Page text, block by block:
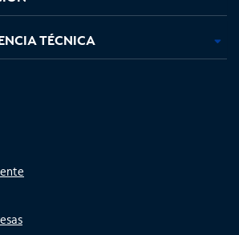
TÉCNICA